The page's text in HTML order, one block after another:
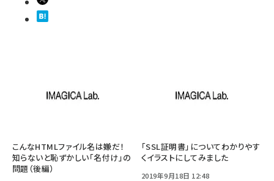
こんなHTMLファイル名は嫌だ！
知らないと恥ずかしい「名付け」の
問題（後編）
「SSL証明書」についてわかりやす
くイラストにしてみました
2019年9月18日 12:48